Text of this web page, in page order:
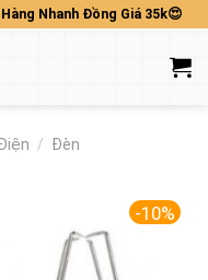
Nhanh Đồng Giá 35k😍
/ Đèn
-10%